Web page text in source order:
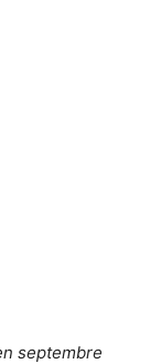
septembre